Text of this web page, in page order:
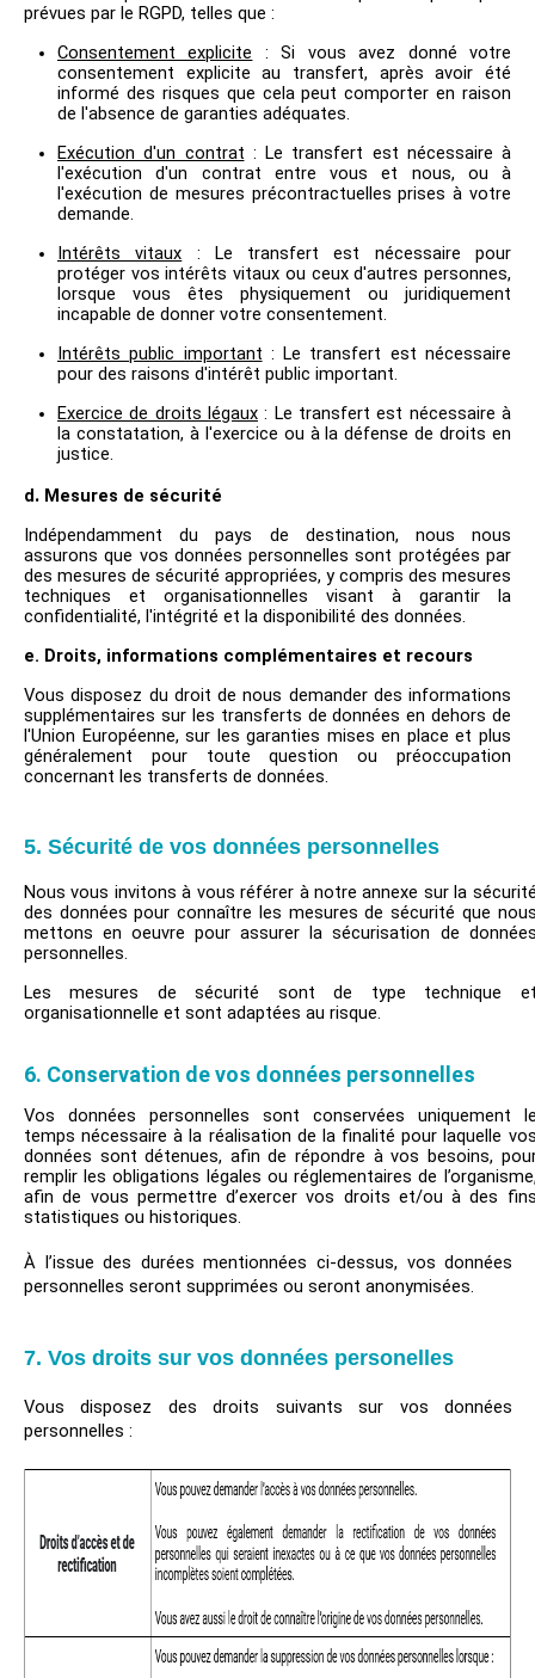
prévues par le RGPD, telles que :
Consentement explicite : Si vous avez donné votre
consentement explicite au transfert, après avoir été
informé des risques que cela peut comporter en raison
de l'absence de garanties adéquates.
Exécution d'un contrat : Le transfert est nécessaire à
l'exécution d'un contrat entre vous et nous, ou à
l'exécution de mesures précontractuelles prises à votre
demande.
Intérêts vitaux : Le transfert est nécessaire pour
protéger vos intérêts vitaux ou ceux d'autres personnes,
lorsque vous êtes physiquement ou juridiquement
incapable de donner votre consentement.
Intérêts public important : Le transfert est nécessaire
pour des raisons d'intérêt public important.
Exercice de droits légaux : Le transfert est nécessaire à
la constatation, à l'exercice ou à la défense de droits en
justice.
d. Mesures de sécurité
Indépendamment du pays de destination, nous nous
assurons que vos données personnelles sont protégées par
des mesures de sécurité appropriées, y compris des mesures
techniques et organisationnelles visant à garantir la
confidentialité, l'intégrité et la disponibilité des données.
e. Droits, informations complémentaires et recours
Vous disposez du droit de nous demander des informations
supplémentaires sur les transferts de données en dehors de
l'Union Européenne, sur les garanties mises en place et plus
généralement pour toute question ou préoccupation
concernant les transferts de données.
5. Sécurité de vos données personnelles
Nous vous invitons à vous référer à notre annexe sur la
des données pour connaître les mesures de sécurité que
mettons en oeuvre pour assurer la sécurisation de
personnelles.
Les mesures de sécurité sont de type technique
organisationnelle et sont adaptées au risque.
6. Conservation de vos données personnelles
Vos données personnelles sont conservées uniquement
temps nécessaire à la réalisation de la finalité pour laquelle
données sont détenues, afin de répondre à vos besoins,
remplir les obligations légales ou réglementaires de
afin de vous permettre d’exercer vos droits et/ou à des
statistiques ou historiques.
À l’issue des durées mentionnées ci-dessus, vos données
personnelles seront supprimées ou seront anonymisées.
7. Vos droits sur vos données personelles
Vous disposez des droits suivants sur vos données
personnelles :